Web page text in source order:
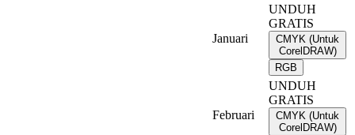
Januari
UNDUH
GRATIS
CMYK (Untuk
CorelDRAW)
RGB
Februari
UNDUH
GRATIS
CMYK (Untuk
CorelDRAW)